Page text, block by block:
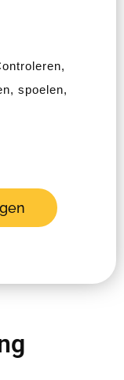
spoelen,